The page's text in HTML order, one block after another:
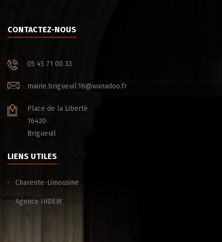
CONTACTEZ-NOUS
05 45 71 00 33
mairie.brigueuil.16@wanadoo.fr
Place de la Liberté
16420
Brigueuil
LIENS UTILES
Charente-Limousine
Agence IHDEM